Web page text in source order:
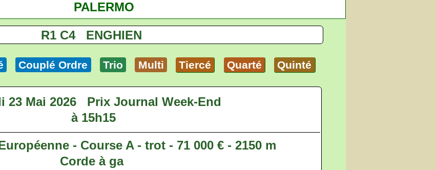
PALERMO
R1 C4 ENGHIEN
Couplé Ordre Trio Multi Tiercé Quarté Quinté
23 Mai 2026
Prix Journal Week-End
à 15h15
- Course A - trot - 71 000 € - 2150 m
Corde à ga